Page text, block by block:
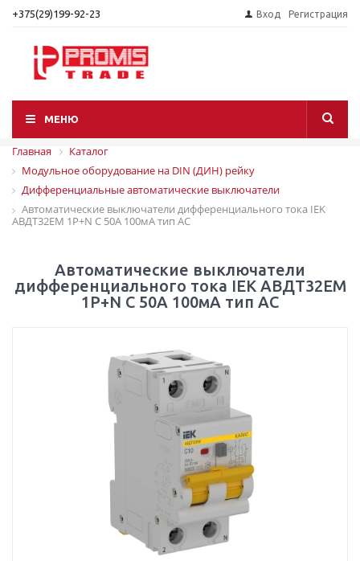
+375(29)199-92-23 Вход Регистрация
МЕНЮ
Главная
Каталог
Модульное оборудование на DIN (ДИН) рейку
Дифференциальные автоматические выключатели
Автоматические выключатели дифференциального тока IEK
АВДТ32EM 1P+N С 50А 100мА тип AС
Автоматические выключатели
дифференциального тока IEK АВДТ32EM
1P+N С 50А 100мА тип AС